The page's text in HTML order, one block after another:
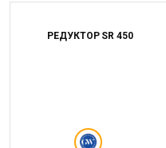
РЕДУКТОР SR 450